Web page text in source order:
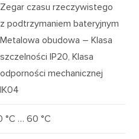
Zegar czasu rzeczywistego
z podtrzymaniem bateryjnym
Metalowa obudowa –Klasa
szczelności IP20,Klasa
odporności mechanicznej
IK04
°C … 60 °C